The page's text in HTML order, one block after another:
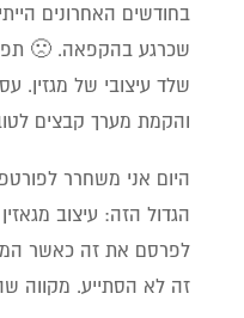
בחודשים האחרונים
שכרגע בהקפאה. 🙁
שלד עיצובי של מגזין.
והקמת מערך קבצים
היום אני משחרר
הגדול הזה: עיצוב
לפרסם את זה כאשר
זה לא הסתייע. מקווה